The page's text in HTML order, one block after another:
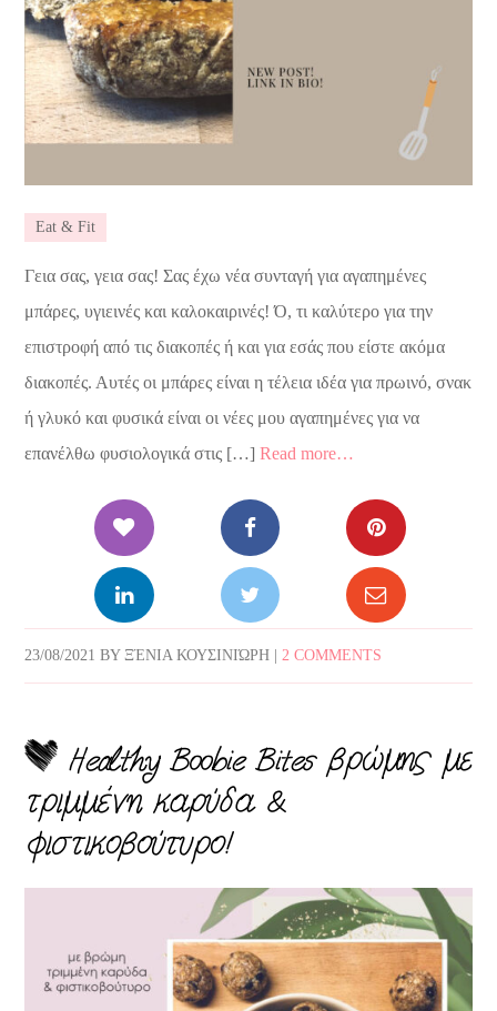
Eat & Fit
Γεια σας, γεια σας! Σας έχω νέα συνταγή για αγαπημένες
μπάρες, υγιεινές και καλοκαιρινές! Ό, τι καλύτερο για την
επιστροφή από τις διακοπές ή και για εσάς που είστε ακόμα
διακοπές. Αυτές οι μπάρες είναι η τέλεια ιδέα για πρωινό, σνακ
ή γλυκό και φυσικά είναι οι νέες μου αγαπημένες για να
επανέλθω φυσιολογικά στις […]Read more…
23/08/2021 BYΞΈΝΙΑ ΚΟΥΣΙΝΙΏΡΗ |2 COMMENTS
Healthy Boobie Bites βρώμης με
τριμμένη καρύδα &
φιστικοβούτυρο!